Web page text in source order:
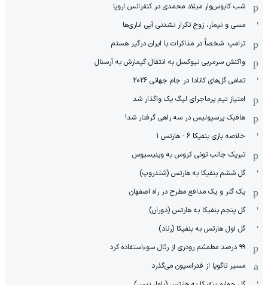
شب کابوس‌وار میلاد محمدی در کنفرانس اروپا
مسی و نیمار، زوج تکرار نشدنی آبی اناری‌ها
ترامپ: شخصاً در مذاکرات با ایران درگیر هستم
واکنش سرمربی نیوکسل به انتقال گیمارش به آرسنال
تمامی گل‌های کانادا در جام جهانی 2026
امتیاز تیم پرماجرای لیگ یک واگذار شد
هافبک پرسپولیس در سه راهی گرفتار شد!
خلاصه بازی بنفیکا 6 - هارتس 1
تبریک جالب تونی کروس به وینیسیوس
گل ششم بنفیکا به هارتس (شلدروپ)
یک گلر و یک مدافع مطرح در راه اصفهان
گل پنجم بنفیکا به هارتس (دوران)
گل اول هارتس به بنفیکا (رناد)
۹۹ درصد مطمئنم رودری از رئال سوءاستفاده کرد
مسیر ناگویا از فدراسیون می‌گذرد